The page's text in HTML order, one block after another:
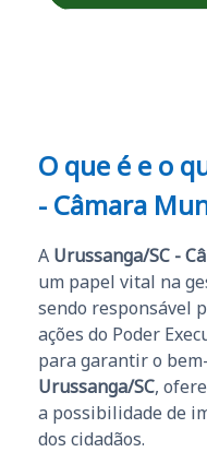
O que é e o
- Câmara
A Urussanga/SC -
um papel vital na
sendo responsável
ações do Poder
para garantir o
Urussanga/SC,
a possibilidade de
dos cidadãos.